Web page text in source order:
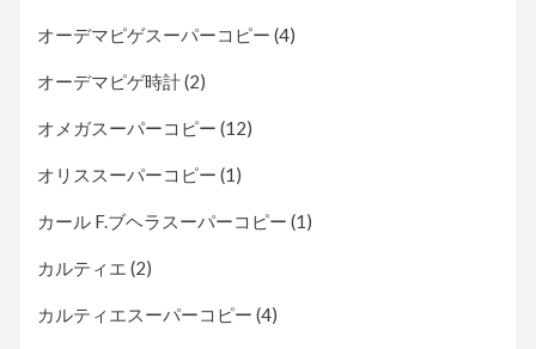
オーデマピゲスーパーコピー (4)
オーデマピゲ時計(2)
オメガスーパーコピー (12)
オリススーパーコピー (1)
カール F.ブヘラスーパーコピー (1)
カルティエ (2)
カルティエスーパーコピー (4)